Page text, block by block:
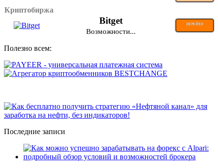
Криптобиржа
Bitget ПЕРЕЙТИ
Возможности...
Полезно всем:
Последние записи